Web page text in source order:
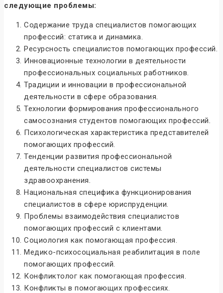
следующие проблемы:
Содержание труда специалистов помогающих
профессий: статика и динамика.
Ресурсность специалистов помогающих профессий.
Инновационные технологии в деятельности
профессиональных социальных работников.
Традиции и инновации в профессиональной
деятельности в сфере образования.
Технологии формирования профессионального
самосознания студентов помогающих профессий.
Психологическая характеристика представителей
помогающих профессий.
Тенденции развития профессиональной
деятельности специалистов системы
здравоохранения.
Национальная специфика функционирования
специалистов в сфере юриспруденции.
Проблемы взаимодействия специалистов
помогающих профессий с клиентами.
Социология как помогающая профессия.
Медико-психосоциальная реабилитация в поле
помогающих профессий.
Конфликтолог как помогающая профессия.
Конфликты в помогающих профессиях.